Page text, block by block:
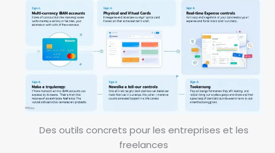
Des outils concrets pour les entreprises et les
freelances